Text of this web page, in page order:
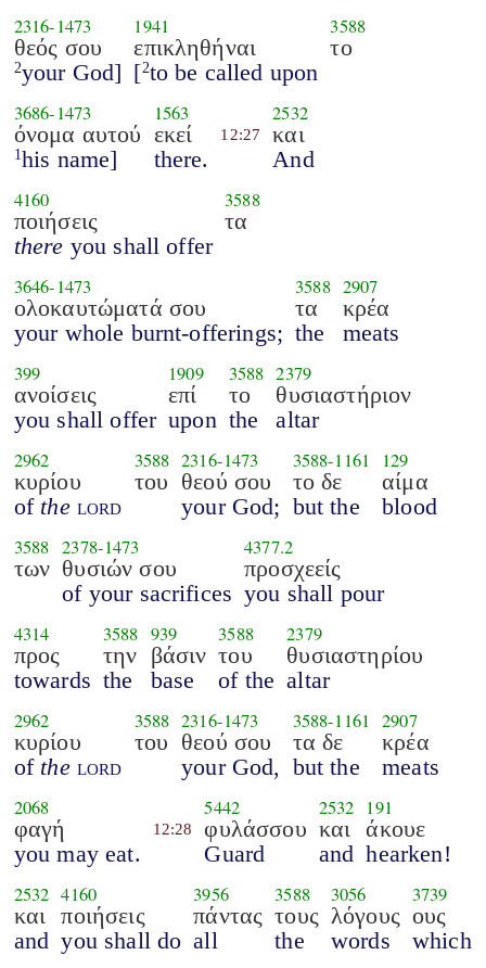
2316-1473
θεός σου
2your God]
1941
επικληθήναι
[2to be called upon
3588
το
3686-1473
όνομα αυτού
1 his name]
1563
εκεί
there.
12:27
2532
και
And
4160
ποιήσεις
there you shall offer
3588
τα
3646-1473
ολοκαυτώματά σου
your whole burnt-offerings;
3588
τα
the
2907
κρέα
meats
399
ανοίσεις
you shall offer
1909
επί
upon
3588
το
the
2379
θυσιαστήριον
altar
2962
κυρίου
of the lord
3588
του
2316-1473
θεού σου
your God;
3588-1161
το δε
but the
129
αίμα
blood
3588
των
2378-1473
θυσιών σου
of your sacrifices
4377.2
προσχεείς
you shall pour
4314
προς
towards
3588
την
the
939
βάσιν
base
3588
του
of the
2379
θυσιαστηρίου
altar
2962
κυρίου
of the lord
3588
του
2316-1473
θεού σου
your God,
3588-1161
τα δε
but the
2907
κρέα
meats
2068
φαγή
you may eat.
12:28
5442
φυλάσσου
Guard
2532
και
and
191
άκουε
hearken!
2532
και
and
4160
ποιήσεις
you shall do
3956
πάντας
all
3588
τους
the
3056
λόγους
words
3739
ους
which